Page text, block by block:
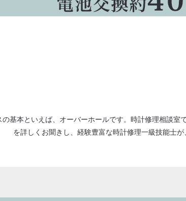
基本といえば、オーバーホールです。時計修理相談
を詳しくお聞きし、経験豊富な時計修理一級技能士